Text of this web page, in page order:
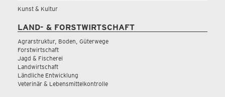
Kunst & Kultur
LAND- & FORSTWIRTSCHAFT
Agrarstruktur, Boden, Güterwege
Forstwirtschaft
Jagd & Fischerei
Landwirtschaft
Ländliche Entwicklung
Veterinär & Lebensmittelkontrolle